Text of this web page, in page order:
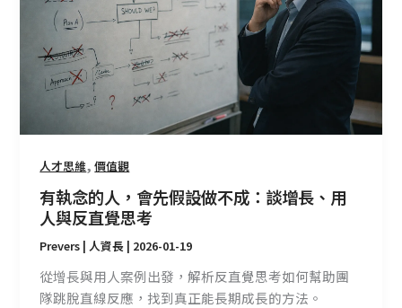
人才思維,價值觀
有執念的人，會先假設做不成：談增長、用
人與反直覺思考
Prevers | 人資長 | 2026-01-19
從增長與用人案例出發，解析反直覺思考如何幫助團
隊跳脫直線反應，找到真正能長期成長的方法。
假
設
做
成：
談
長、
用
人
與
反